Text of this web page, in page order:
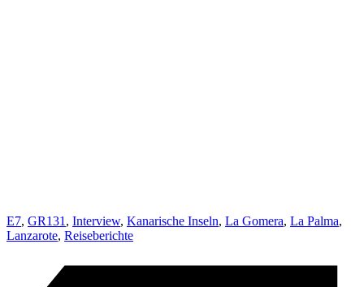
E7, GR131 , Interview, Kanarische Inseln, La Gomera, La Palma,
Lanzarote, Reiseberichte